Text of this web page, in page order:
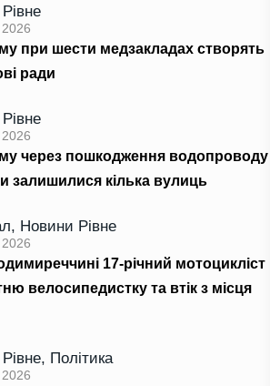
при шести медзакладах створять
ради
через пошкодження водопроводу
залишилися кілька вулиць
, Новини Рівне
17-річний мотоцикліст
велосипедистку та втік з місця
, Політика